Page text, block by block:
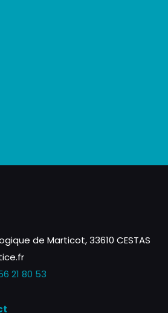
de Marticot, 33610 CESTAS
21 80 53